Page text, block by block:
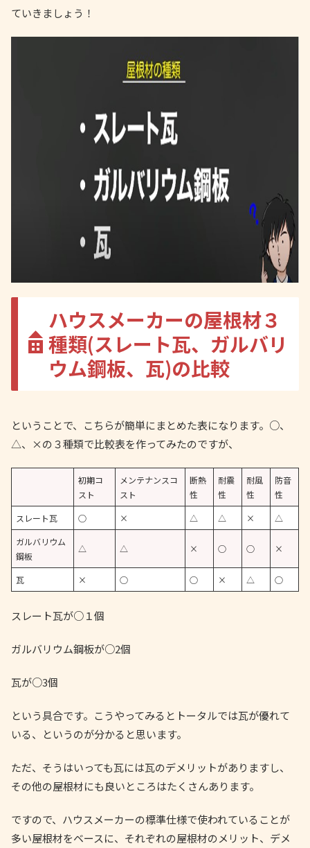
ていきましょう！
ハウスメーカーの屋根材３
種類(スレート瓦、ガルバリ
ウム鋼板、瓦)の比較
ということで、こちらが簡単にまとめた表になります。○、
△、×の３種類で比較表を作ってみたのですが、
初期コ
スト
メンテナンスコ
スト
断熱
性
耐震
性
耐風
性
防音
性
スレート瓦
○ × △ △ ×
△
ガルバリウム
鋼板
△ △ × ○ ○ ×
瓦 × ○ ○ × △ ○
スレート瓦が○１個
ガルバリウム鋼板が○2個
瓦が○3個
という具合です。こうやってみるとトータルでは瓦が優れて
いる、というのが分かると思います。
ただ、そうはいっても瓦には瓦のデメリットがありますし、
その他の屋根材にも良いところはたくさんあります。
ですので、ハウスメーカーの標準仕様で使われていることが
多い屋根材をベースに、それぞれの屋根材のメリット、デメ